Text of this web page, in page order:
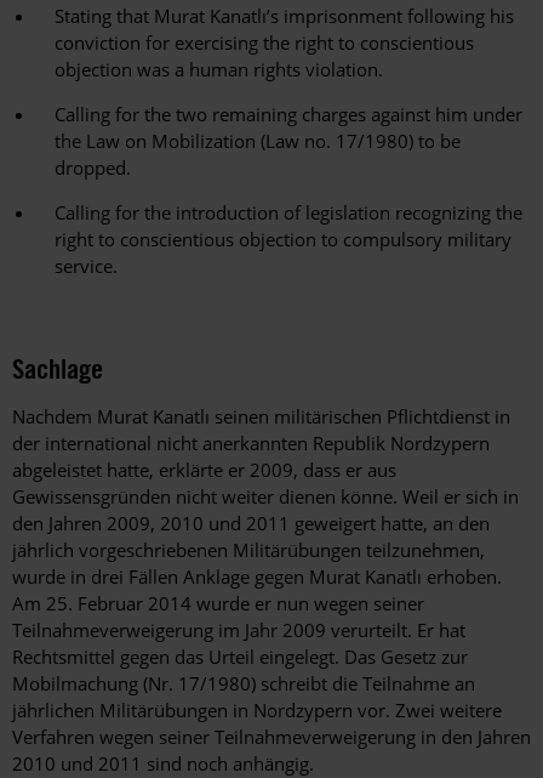
Stating that Murat Kanatlı’s imprisonment following his
conviction for exercising the right to conscientious
objection was a human rights violation.
Calling for the two remaining charges against him under
the Law on Mobilization (Law no. 17/1980) to be
dropped.
Calling for the introduction of legislation recognizing the
right to conscientious objection to compulsory military
service.
Sachlage
Nachdem Murat Kanatlı seinen militärischen Pflichtdienst in
der international nicht anerkannten Republik Nordzypern
abgeleistet hatte, erklärte er 2009, dass er aus
Gewissensgründen nicht weiter dienen könne. Weil er sich in
den Jahren 2009, 2010 und 2011 geweigert hatte, an den
jährlich vorgeschriebenen Militärübungen teilzunehmen,
wurde in drei Fällen Anklage gegen Murat Kanatlı erhoben.
Am 25. Februar 2014 wurde er nun wegen seiner
Teilnahmeverweigerung im Jahr 2009 verurteilt. Er hat
Rechtsmittel gegen das Urteil eingelegt. Das Gesetz zur
Mobilmachung (Nr. 17/1980) schreibt die Teilnahme an
jährlichen Militärübungen in Nordzypern vor. Zwei weitere
Verfahren wegen seiner Teilnahmeverweigerung in den Jahren
2010 und 2011 sind noch anhängig.